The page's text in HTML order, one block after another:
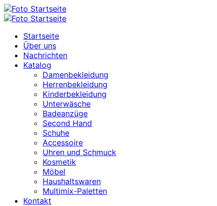
Startseite
Über uns
Nachrichten
Katalog
Damenbekleidung
Herrenbekleidung
Kinderbekleidung
Unterwäsche
Badeanzüge
Second Hand
Schuhe
Accessoire
Uhren und Schmuck
Kosmetik
Möbel
Haushaltswaren
Multimix-Paletten
Kontakt